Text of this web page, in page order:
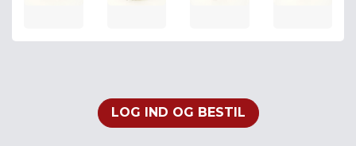
LOG IND OG BESTIL